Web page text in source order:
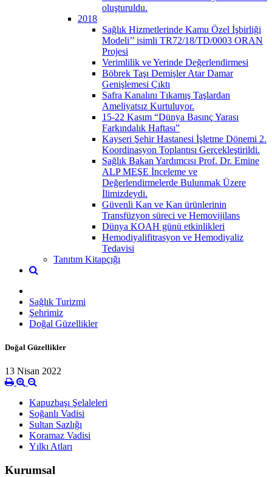
oluşturuldu.
2018
Sağlık Hizmetlerinde Kamu Özel İşbirliği
Modeli’’ isimli TR72/18/TD/0003 ORAN
Projesi
Verimlilik ve Yerinde Değerlendirmesi
Böbrek Taşı Demişler Atar Damar
Genişlemesi Çıktı
Safra Kanalını Tıkamış Taşlardan
Ameliyatsız Kurtuluyor.
15-22 Kasım “Dünya Basınç Yarası
Farkındalık Haftası”
Kayseri Şehir Hastanesi İşletme Dönemi 2.
Koordinasyon Toplantısı Gerçekleştirildi.
Sağlık Bakan Yardımcısı Prof. Dr. Emine
ALP MEŞE İnceleme ve
Değerlendirmelerde Bulunmak Üzere
İlimizdeydi.
Güvenli Kan ve Kan ürünlerinin
Transfüzyon süreci ve Hemovijilans
Dünya KOAH günü etkinlikleri
Hemodiyalifitrasyon ve Hemodiyaliz
Tedavisi
Tanıtım Kitapçığı
Sağlık Turizmi
Şehrimiz
Doğal Güzellikler
Doğal Güzellikler
13 Nisan 2022
Kapuzbaşı Şelaleleri
Soğanlı Vadisi
Sultan Sazlığı
Koramaz Vadisi
Yılkı Atları
Kurumsal